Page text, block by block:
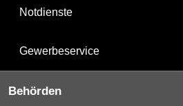
Notdienste
Gewerbeservice
Behörden